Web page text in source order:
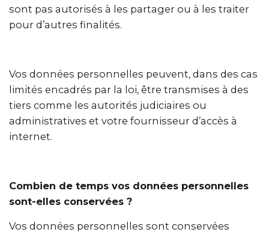
sont pas autorisés à les partager ou à les traiter
pour d’autres finalités.
Vos données personnelles peuvent, dans des cas
limités encadrés par la loi, être transmises à des
tiers comme les autorités judiciaires ou
administratives et votre fournisseur d’accès à
internet.
Combien de temps vos données personnelles
sont-elles conservées ?
Vos données personnelles sont conservées